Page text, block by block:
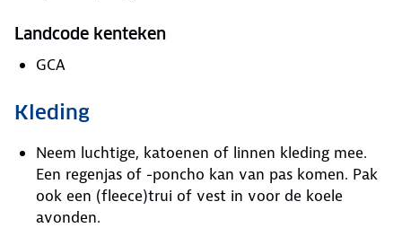
Landcode kenteken
GCA
Kleding
Neem luchtige, katoenen of linnen kleding mee.
Een regenjas of -poncho kan van pas komen. Pak
ook een (fleece)trui of vest in voor de koele
avonden.